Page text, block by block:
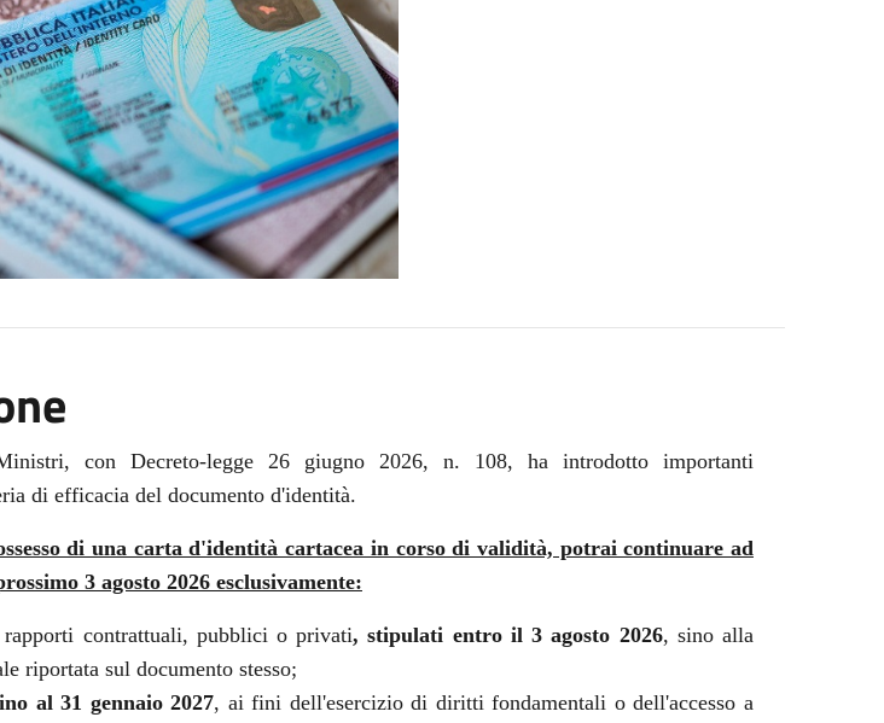
con Decreto-legge 26 giugno 2026, n. 108, ha introdotto importanti
di efficacia del documento d'identità.
di una carta d'identità cartacea in corso di validità, potrai continuare ad
3 agosto 2026 esclusivamente:
contrattuali, pubblici o privati, stipulati entro il 3 agosto 2026, sino alla
riportata sul documento stesso;
al 31 gennaio 2027, ai fini dell'esercizio di diritti fondamentali o dell'accesso a